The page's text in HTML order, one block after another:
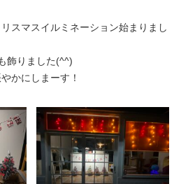
スマスイルミネーション始まりまし
飾りました(^^)
かにしまーす！